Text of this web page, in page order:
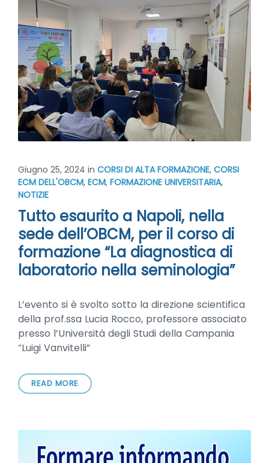
Giugno 25, 2024 in CORSI DI ALTA FORMAZIONE, CORSI
ECM DELL'OBCM, ECM, FORMAZIONE UNIVERSITARIA,
NOTIZIE
Tutto esaurito a Napoli, nella
sede dell’OBCM, per il corso di
formazione “La diagnostica di
laboratorio nella seminologia”
L’evento si è svolto sotto la direzione scientifica
della prof.ssa Lucia Rocco, professore associato
presso l’Università degli Studi della Campania
“Luigi Vanvitelli”
READ MORE